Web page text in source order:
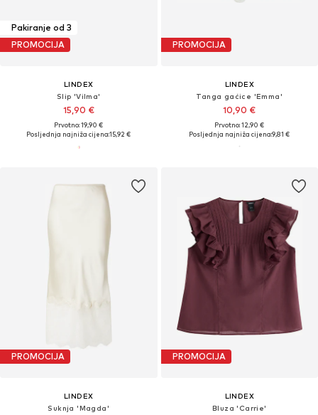
Pakiranje od 3
PROMOCIJA
LINDEX
Slip 'Vilma'
15,90 €
Prvotno: 19,90 €
Posljednja najniža cijena:15,92 €
PROMOCIJA
LINDEX
Tanga gaćice 'Emma'
10,90 €
Prvotno: 12,90 €
Posljednja najniža cijena:9,81 €
PROMOCIJA
LINDEX
Suknja 'Magda'
PROMOCIJA
LINDEX
Bluza 'Carrie'